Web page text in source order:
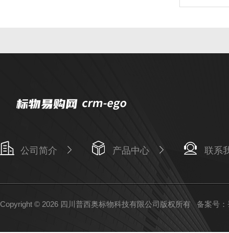
公司简介 产品中心 联系
Copyright © 2026 四川普西奥标物科技有限公司版权所有 备案号：